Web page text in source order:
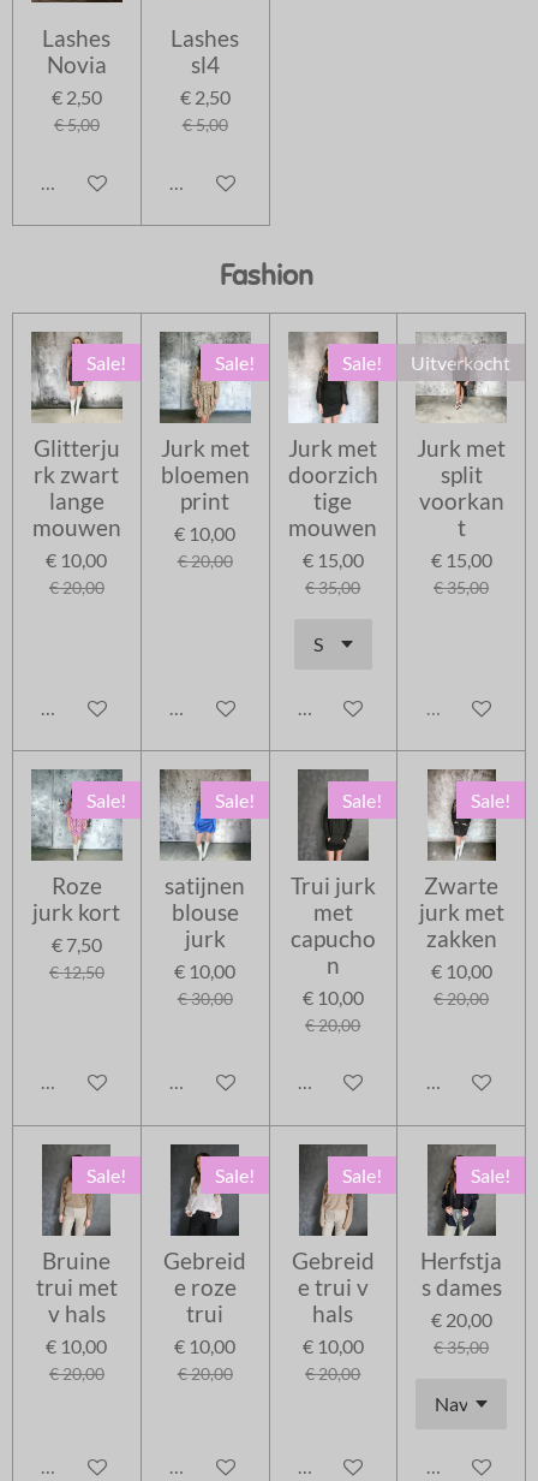
Lashes
Novia
€ 2,50
€ 5,00
In winkelwagen
Lashes
sl4
€ 2,50
€ 5,00
In winkelwagen
Fashion
Sale!
Glitterju
rk zwart
lange
mouwen
€ 10,00
€ 20,00
In winkelwagen
Sale!
Jurk met
bloemen
print
€ 10,00
€ 20,00
In winkelwagen
Sale!
Jurk met
doorzich
tige
mouwen
€ 15,00
€ 35,00
In winkelwagen
Uitverkocht
Jurk met
split
voorkan
t
€ 15,00
€ 35,00
Uitverkocht
Sale!
Roze
jurk kort
€ 7,50
€ 12,50
In winkelwagen
Sale!
satijnen
blouse
jurk
€ 10,00
€ 30,00
In winkelwagen
Sale!
Trui jurk
met
capucho
n
€ 10,00
€ 20,00
In winkelwagen
Sale!
Zwarte
jurk met
zakken
€ 10,00
€ 20,00
In
Sale!
Bruine
trui met
v hals
€ 10,00
€ 20,00
In winkelwagen
Sale!
Gebreid
e roze
trui
€ 10,00
€ 20,00
In winkelwagen
Sale!
Gebreid
e trui v
hals
€ 10,00
€ 20,00
In winkelwagen
Sale!
Herfstja
s dames
€ 20,00
€ 35,00
In